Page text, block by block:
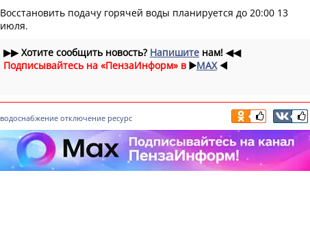
Восстановить подачу горячей воды планируется до 20:00 13
июля.
▶▶Хотите сообщить новость? Напишите нам! ◀◀
Подписывайтесь на «ПензаИнформ» в ▶️MAX ◀️
водоснабжение отключение ресурс